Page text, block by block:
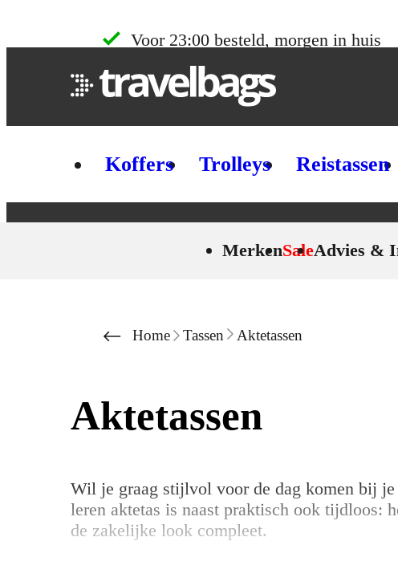
Voor 23:00 besteld, morgen in huis
Koffers Trolleys Reistassen
MerkenSaleAdvies &
Home Tassen Aktetassen
Aktetassen
Wil je graag stijlvol voor de dag komen bij
leren aktetas is naast praktisch ook tijdloos:
de zakelijke look compleet.